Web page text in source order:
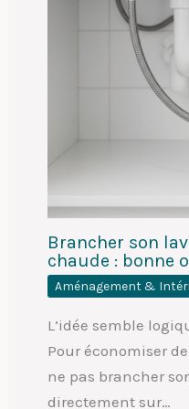
Brancher son
chaude : bonne
Aménagement &
L’idée semble
Pour économiser
ne pas brancher
directement sur…